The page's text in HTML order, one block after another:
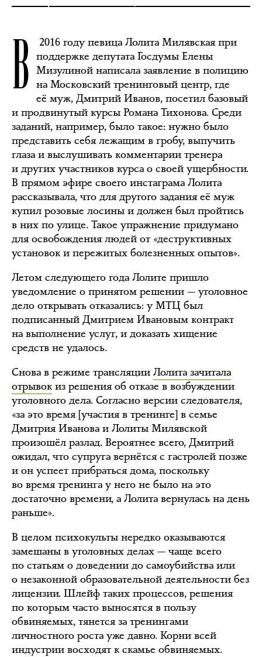
В
2016 году певица Лолита Милявская при
поддержке депутата Госдумы Елены
Мизулиной написала заявление в полицию
на Московский тренинговый центр‎, где
её муж, Дмитрий Иванов, посетил базовый
и продвинутый курсы Романа Тихонова. Среди
заданий, например, было такое: нужно было
представить себя лежащим в гробу, выпучить
глаза и выслушивать комментарии тренера
и других участников курса о своей ущербности.
В прямом эфире своего инстаграма Лолита
рассказывала, что для другого задания её муж
купил розовые лосины и должен был пройтись
в них по улице. Такое упражнение придумано
для освобождения людей от «деструктивных
установок и пережитых болезненных опытов»‎.
Летом следующего года Лолите пришло
уведомление о принятом решении — уголовное
дело открывать отказались: у МТЦ был
подписанный Дмитрием Ивановым контракт
на выполнение услуг, и доказать хищение
средств не удалось.
Снова в режиме трансляции Лолита зачитала
отрывок из решения об отказе в возбуждении
уголовного дела. Согласно версии следователя,
«за это время [участия в тренинге] в семье
Дмитрия Иванова и Лолиты Милявской
произошёл разлад. Вероятнее всего, Дмитрий
ожидал, что супруга вернётся с гастролей позже
и он успеет прибраться дома, поскольку
во время тренинга у него не было на это
достаточно времени, а Лолита вернулась на день
раньше»‎.
В целом психокульты нередко оказываются
замешаны в уголовных делах — чаще всего
по статьям о доведении до самоубийства или
о незаконной образовательной деятельности без
лицензии. Шлейф таких процессов, решения
по которым часто выносятся в пользу
обвиняемых, тянется за тренингами
личностного роста уже давно. Корни всей
индустрии восходят к скамье обвиняемых.